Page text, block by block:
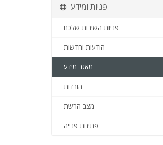
פניות ומידע
פניות השירות שלכם
הודעות וחדשות
מאגר מידע
הורדות
מצב הרשת
פתיחת פנייה